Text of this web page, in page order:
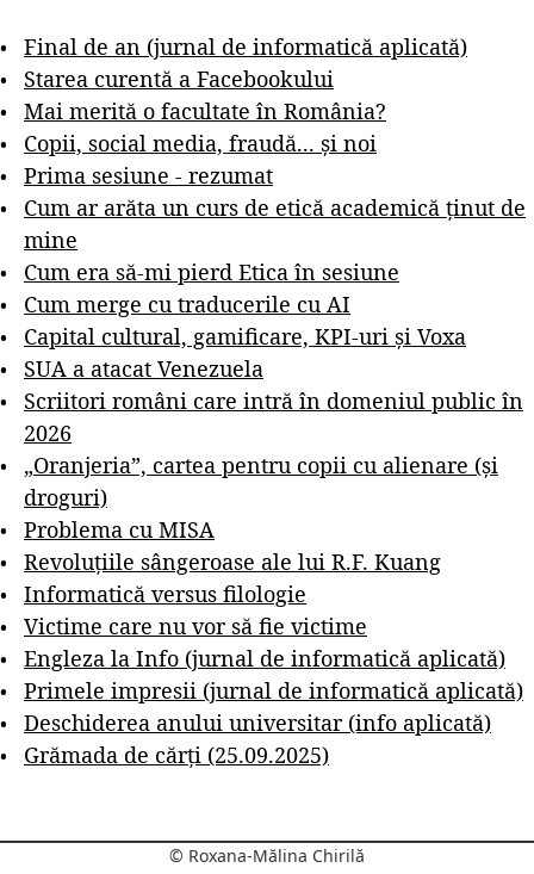
Final de an (jurnal de informatică aplicată)
Starea curentă a Facebookului
Mai merită o facultate în România?
Copii, social media, fraudă... și noi
Prima sesiune - rezumat
Cum ar arăta un curs de etică academică ținut de
mine
Cum era să-mi pierd Etica în sesiune
Cum merge cu traducerile cu AI
Capital cultural, gamificare, KPI-uri și Voxa
SUA a atacat Venezuela
Scriitori români care intră în domeniul public în
2026
„Oranjeria”, cartea pentru copii cu alienare (și
droguri)
Problema cu MISA
Revoluțiile sângeroase ale lui R.F. Kuang
Informatică versus filologie
Victime care nu vor să fie victime
Engleza la Info (jurnal de informatică aplicată)
Primele impresii (jurnal de informatică aplicată)
Deschiderea anului universitar (info aplicată)
Grămada de cărți (25.09.2025)
© Roxana-Mălina Chirilă